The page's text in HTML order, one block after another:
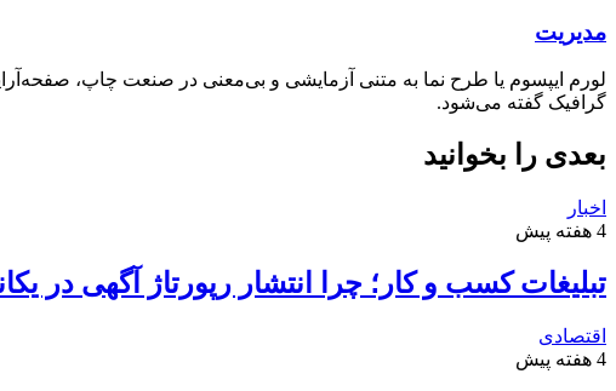
مدیریت
لورم ایپسوم یا طرح‌ نما به متنی آزمایشی و بی‌معنی در صنعت چاپ،
گرافیک گفته می‌شود.
بعدی را بخوانید
اخبار
4 هفته پیش
تبلیغات کسب و کار؛ چرا انتشار رپورتاژ آگهی در
اقتصادی
4 هفته پیش